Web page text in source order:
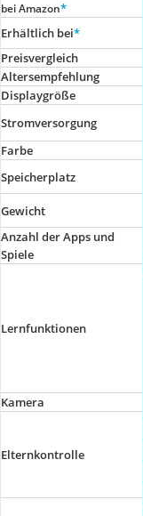
bei Amazon*
Erhältlich bei*
Preis­vergleich
Altersempfehlung
Displaygröße
Stromversorgung
Farbe
Speicherplatz
Gewicht
Anzahl der Apps und
Spiele
Lernfunktionen
Kamera
Elternkontrolle